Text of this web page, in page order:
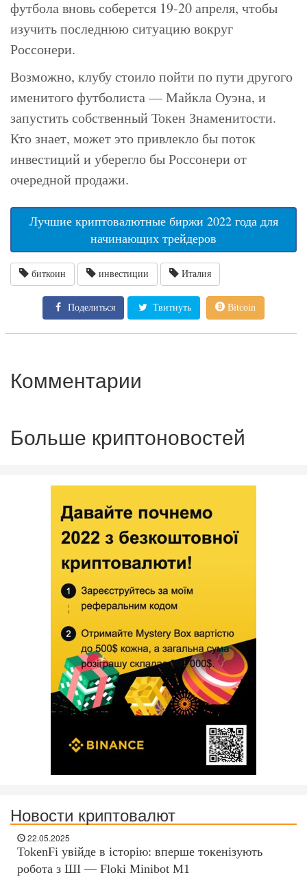
футбола вновь соберется 19-20 апреля, чтобы
изучить последнюю ситуацию вокруг
Россонери.
Возможно, клубу стоило пойти по пути другого
именитого футболиста — Майкла Оуэна, и
запустить собственный Токен Знаменитости.
Кто знает, может это привлекло бы поток
инвестиций и уберегло бы Россонери от
очередной продажи.
Лучшие криптовалютные биржи 2022 года для
начинающих трейдеров
биткоин инвестиции Италия
Поделиться Твитнуть Bitcoin
Комментарии
Больше криптоновостей
Новости криптовалют
22.05.2025
TokenFi увійде в історію: вперше токенізують
робота з ШІ — Floki Minibot M1